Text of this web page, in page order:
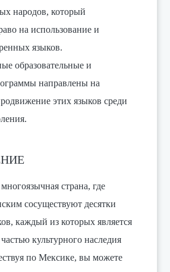
народов, который
на использование и
языков.
образовательные и
направлены на
этих языков среди
страна, где
сосуществуют десятки
каждый из которых является
культурного наследия
по Мексике, вы можете